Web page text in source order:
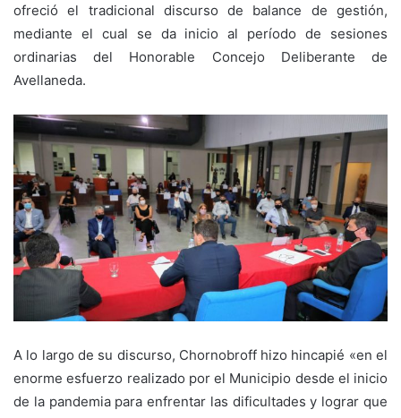
ofreció el tradicional discurso de balance de gestión,
mediante el cual se da inicio al período de sesiones
ordinarias del Honorable Concejo Deliberante de
Avellaneda.
A lo largo de su discurso, Chornobroff hizo hincapié «en el
enorme esfuerzo realizado por el Municipio desde el inicio
de la pandemia para enfrentar las dificultades y lograr que